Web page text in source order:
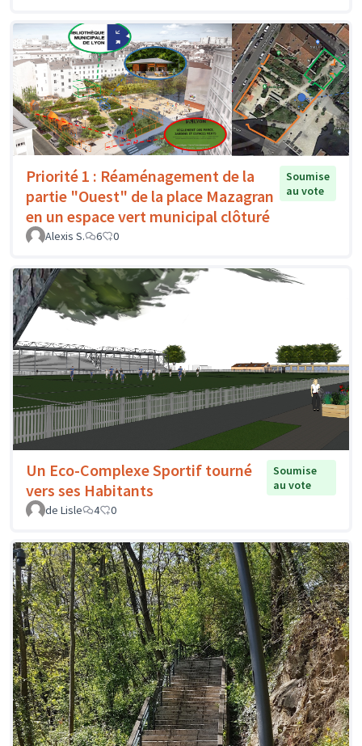
Priorité 1 : Réaménagement de la
partie "Ouest" de la place Mazagran
en un espace vert municipal clôturé
Soumise
au vote
Alexis S. 6 0
Un Eco-Complexe Sportif tourné
vers ses Habitants
Soumise
au vote
de Lisle
4 0